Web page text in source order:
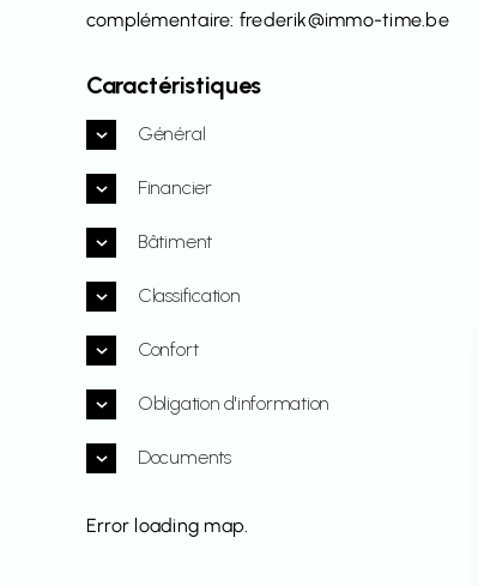
complémentaire: frederik@immo-time.be
Caractéristiques
Général
Financier
Bâtiment
Classification
Confort
Obligation d'information
Documents
Error loading map.